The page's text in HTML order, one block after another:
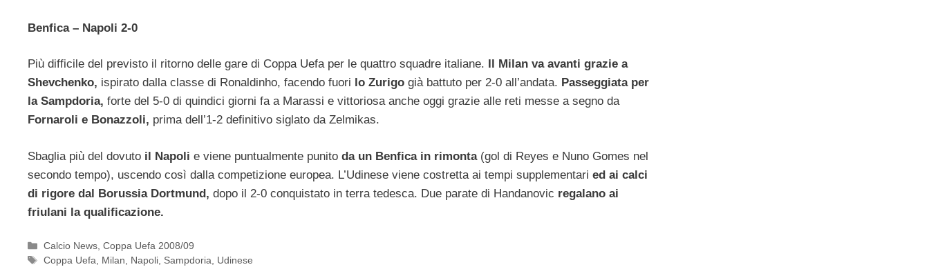
Benfica – Napoli 2-0
Più difficile del previsto il ritorno delle gare di Coppa Uefa per le quattro squadre italiane. Il Milan va avanti grazie a
Shevchenko, ispirato dalla classe di Ronaldinho, facendo fuori lo Zurigo già battuto per 2-0 all’andata. Passeggiata per
la Sampdoria, forte del 5-0 di quindici giorni fa a Marassi e vittoriosa anche oggi grazie alle reti messe a segno da
Fornaroli e Bonazzoli, prima dell’1-2 definitivo siglato da Zelmikas.
Sbaglia più del dovuto il Napoli e viene puntualmente punito da un Benfica in rimonta(gol di Reyes e Nuno Gomes nel
secondo tempo), uscendo così dalla competizione europea. L’Udinese viene costretta ai tempi supplementari ed ai calci
di rigore dal Borussia Dortmund, dopo il 2-0 conquistato in terra tedesca. Due parate di Handanovic regalano ai
friulani la qualificazione.
Categorie
Calcio News,Coppa Uefa 2008/09
Tag
Coppa Uefa, Milan, Napoli, Sampdoria, Udinese